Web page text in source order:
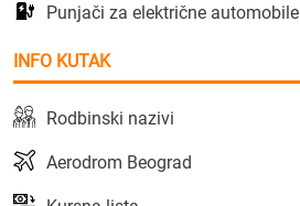
Punjači za električne automobile
INFO KUTAK
Rodbinski nazivi
Aerodrom Beograd